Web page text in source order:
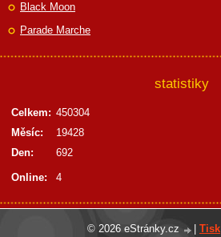
Black Moon
Parade Marche
statistiky
Online: 4
Celkem: 450304
Měsíc:
19428
Den:
692
© 2026 eStránky.cz Tisk